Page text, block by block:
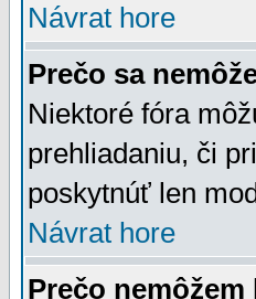
Návrat hore
Prečo sa
Niektoré fóra
prehliadaniu, či
poskytnúť len
Návrat hore
Prečo